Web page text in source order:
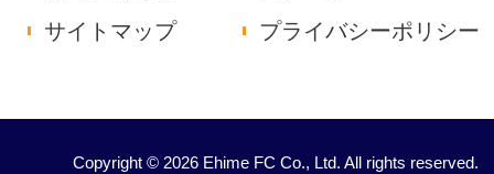
サイトマップ
プライバシーポリシー
Copyright © 2026 Ehime FC Co., Ltd. All rights reserved.